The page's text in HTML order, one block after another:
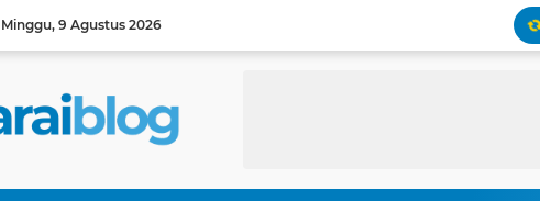
Minggu 9 Agustus 2026